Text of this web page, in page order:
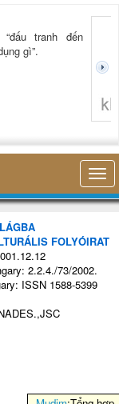
“đấu tranh đến
gì”.
FOLYÓIRAT
2.2.4./73/2002.
ISSN 1588-5399